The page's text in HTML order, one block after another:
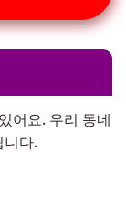
어요. 우리 동네
니다.